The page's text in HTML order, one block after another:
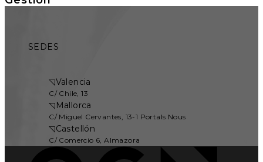
SEDES
◹Valencia
C/ Chile, 13
◹Mallorca
C/ Miguel Cervantes, 13-1 Portals Nous
◹Castellón
C/ Comercio 6, Almazora